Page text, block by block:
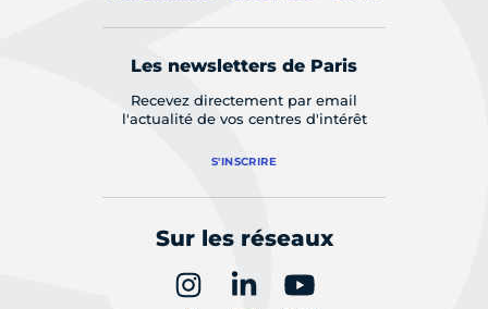
Les newsletters de Paris
Recevez directement par email
l'actualité de vos centres d'intérêt
S'INSCRIRE
Sur les réseaux